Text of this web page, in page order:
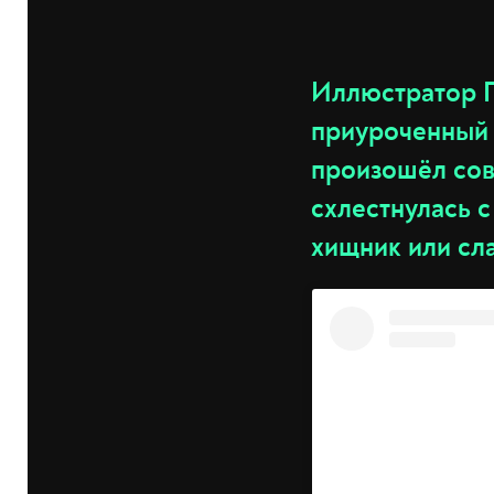
Иллюстратор
приуроченный
произошёл
схлестнулась
хищник или